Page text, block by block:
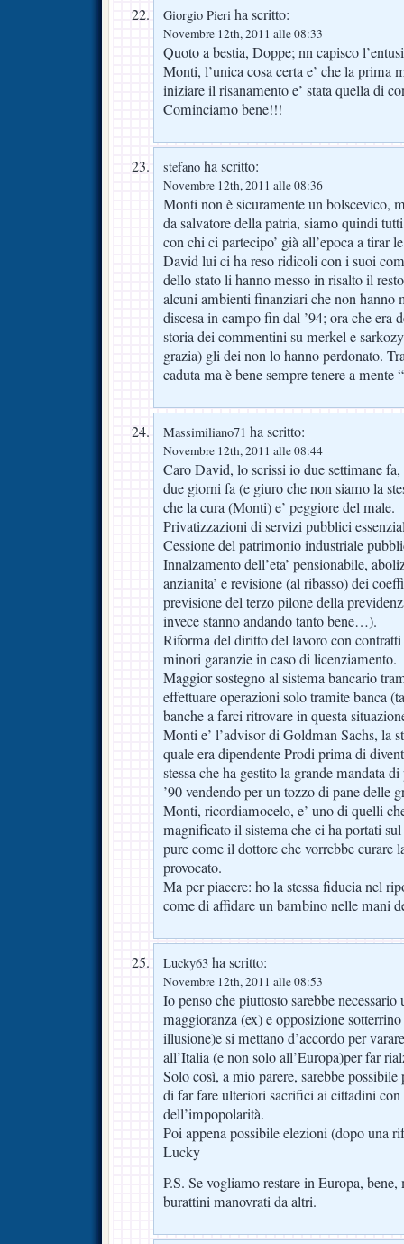
Giorgio Pieri ha scritto:
Novembre 12th, 2011 alle 08:33
Quoto a bestia, Doppe; nn capisco
Monti, l’unica cosa certa e’ che la prima
iniziare il risanamento e’ stata quella di
Cominciamo bene!!!
stefano ha scritto:
Novembre 12th, 2011 alle 08:36
Monti non è sicuramente un bolscevico,
da salvatore della patria, siamo quindi
con chi ci partecipo’ già all’epoca a tirar
David lui ci ha reso ridicoli con i suoi
dello stato li hanno messo in risalto il
alcuni ambienti finanziari che non hanno
discesa in campo fin dal ’94; ora che era
storia dei commentini su merkel e
grazia) gli dei non lo hanno perdonato.
caduta ma è bene sempre tenere a mente
Massimiliano71 ha scritto:
Novembre 12th, 2011 alle 08:44
Caro David, lo scrissi io due settimane
due giorni fa (e giuro che non siamo la
che la cura (Monti) e’ peggiore del male.
Privatizzazioni di servizi pubblici
Cessione del patrimonio industriale
Innalzamento dell’eta’ pensionabile,
anzianita’ e revisione (al ribasso) dei
previsione del terzo pilone della
invece stanno andando tanto bene…).
Riforma del diritto del lavoro con
minori garanzie in caso di licenziamento.
Maggior sostegno al sistema bancario
effettuare operazioni solo tramite banca
banche a farci ritrovare in questa
Monti e’ l’advisor di Goldman Sachs, la
quale era dipendente Prodi prima di
stessa che ha gestito la grande mandata
’90 vendendo per un tozzo di pane delle
Monti, ricordiamocelo, e’ uno di quelli
magnificato il sistema che ci ha portati
pure come il dottore che vorrebbe curare
provocato.
Ma per piacere: ho la stessa fiducia nel
come di affidare un bambino nelle mani
Lucky63 ha scritto:
Novembre 12th, 2011 alle 08:53
Io penso che piuttosto sarebbe
maggioranza (ex) e opposizione
illusione)e si mettano d’accordo per
all’Italia (e non solo all’Europa)per far
Solo così, a mio parere, sarebbe
di far fare ulteriori sacrifici ai cittadini
dell’impopolarità.
Poi appena possibile elezioni (dopo una
Lucky
P.S. Se vogliamo restare in Europa,
burattini manovrati da altri.